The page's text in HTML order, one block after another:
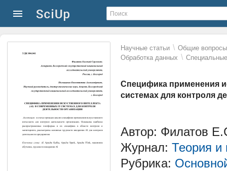
Научные статьи \ Общие вопросы
Обработка данных \
Специфика применения
системах для контроля
Автор: Филатов
Журнал: Теория и
Рубрика: